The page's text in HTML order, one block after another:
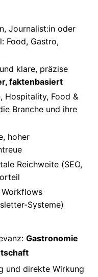
Journalist:in oder
Food, Gastro,
klare, präzise
faktenbasiert
Hospitality, Food &
Branche und ihre
hoher
Reichweite (SEO,
Systeme)
Gastronomie
und direkte Wirkung